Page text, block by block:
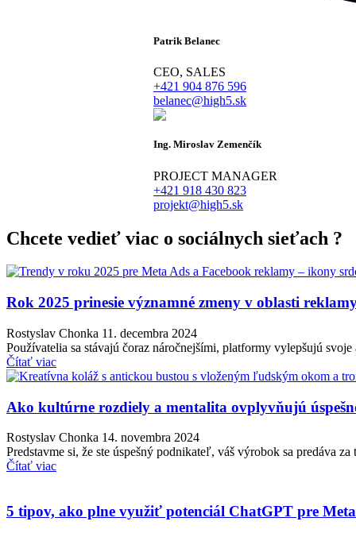
Patrik Belanec
CEO, SALES
+421 904 876 596
belanec@high5.sk
Ing. Miroslav Zemenčík
PROJECT MANAGER
+421 918 430 823
projekt@high5.sk
Chcete vedieť viac o sociálnych sieťach ?
Rok 2025 prinesie významné zmeny v oblasti
Rostyslav Chonka 11. decembra 2024
Používatelia sa stávajú čoraz náročnejšími, platformy vylepšujú
Čítať viac
Ako kultúrne rozdiely a mentalita ovplyvňujú
Rostyslav Chonka 14. novembra 2024
Predstavme si, že ste úspešný podnikateľ, váš výrobok sa predáva
Čítať viac
5 tipov, ako plne využiť potenciál ChatGPT pre